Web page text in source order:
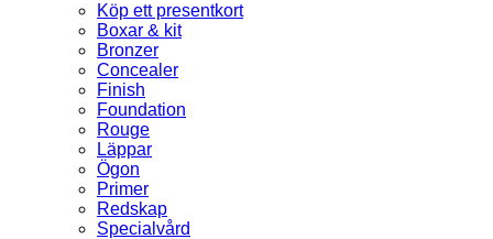
Köp ett presentkort
Boxar & kit
Bronzer
Concealer
Finish
Foundation
Rouge
Läppar
Ögon
Primer
Redskap
Specialvård